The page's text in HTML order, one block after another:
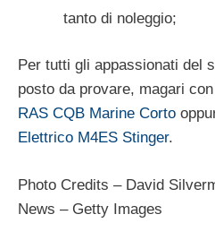
tanto di noleggio;
Per tutti gli appassionati del
posto da provare, magari con
RAS CQB Marine Corto
Elettrico M4ES Stinger.
Photo Credits – David
News – Getty Images